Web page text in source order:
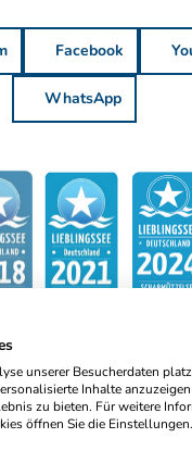
Facebook
WhatsApp
unserer Besucherdaten
Inhalte
zu bieten. Für weitere
öffnen Sie die Einstellungen.